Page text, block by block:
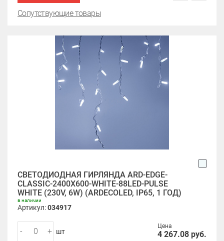
Сопутствующие товары
СВЕТОДИОДНАЯ ГИРЛЯНДА ARD-EDGE-
CLASSIC-2400X600-WHITE-88LED-PULSE
WHITE (230V, 6W) (ARDECOLED, IP65, 1 ГОД)
в наличии
Артикул:034917
Цена
4 267.08 руб.
- + шт